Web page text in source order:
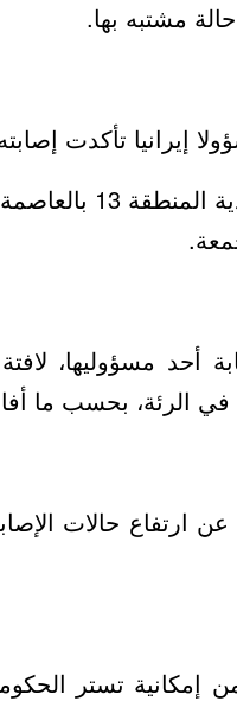
إيرانيا تأكدت
وقال إن مرتضى
أحد مسؤوليها،
الرئة، بحسب ما
تستر